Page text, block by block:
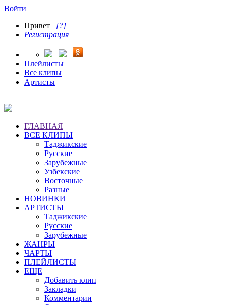
Войти
Привет [?]
Регистрация
Плейлисты
Все клипы
Артисты
ГЛАВНАЯ
ВСЕ КЛИПЫ
Таджикские
Русские
Зарубежные
Узбекские
Восточные
Разные
НОВИНКИ
АРТИСТЫ
Таджикские
Русские
Зарубежные
ЖАНРЫ
ЧАРТЫ
ПЛЕЙЛИСТЫ
ЕЩЕ
Добавить клип
Закладки
Комментарии